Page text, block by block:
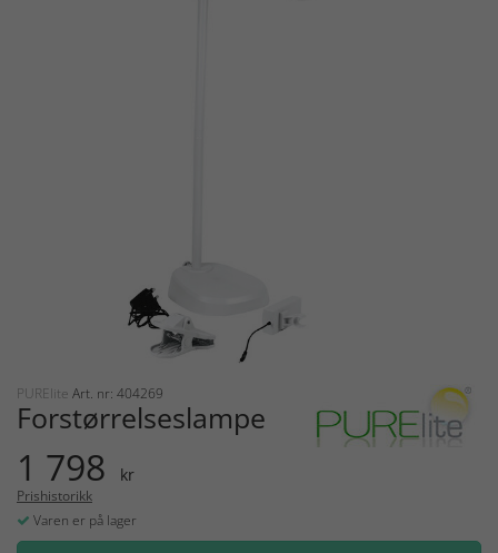
PURElite Art. nr: 404269
Forstørrelseslampe
1 798 kr
Prishistorikk
Varen er på lager